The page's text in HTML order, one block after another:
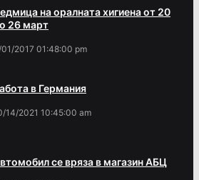
на оралната хигиена от 20
26 март
2017 01:48:00 pm
в Германия
14/2021 10:45:00 am
се вряза в магазин АБЦ